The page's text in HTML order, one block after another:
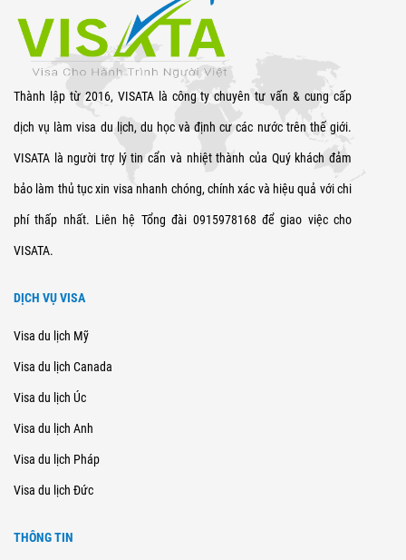
Thành lập từ 2016, VISATA là công ty chuyên tư vấn & cung cấp
dịch vụ làm visa du lịch, du học và định cư các nước trên thế giới.
VISATA là người trợ lý tin cẩn và nhiệt thành của Quý khách đảm
bảo làm thủ tục xin visa nhanh chóng, chính xác và hiệu quả với chi
phí thấp nhất. Liên hệ Tổng đài 0915978168 để giao việc cho
VISATA.
DỊCH VỤ VISA
Visa du lịch Mỹ
Visa du lịch Canada
Visa du lịch Úc
Visa du lịch Anh
Visa du lịch Pháp
Visa du lịch Đức
THÔNG TIN